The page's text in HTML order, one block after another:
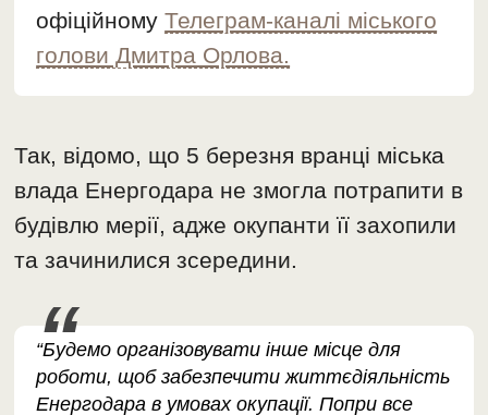
офіційномуТелеграм-каналі міського
голови Дмитра Орлова.
Так, відомо, що 5 березня вранці міська
влада Енергодара не змогла потрапити в
будівлю мерії, адже окупанти її захопили
та зачинилися зсередини.
“Будемо організовувати інше місце для
роботи, щоб забезпечити життєдіяльність
Енергодара в умовах окупації. Попри все